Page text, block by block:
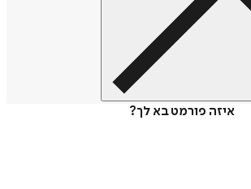
איזה פורמט בא לך?